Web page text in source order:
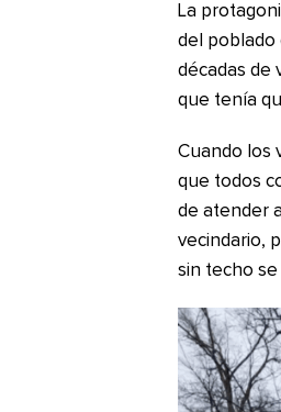
La
del poblado
décadas de
que tenía
Cuando los
que todos
de atender
vecindario,
sin techo se